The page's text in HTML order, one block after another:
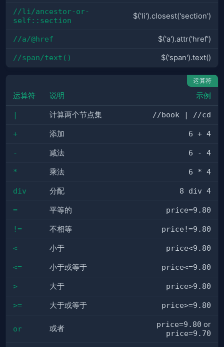
//li/ancestor-or-
self::section
$('li').closest('section')
//a/@href $('a').attr('href')
//span/text() $('span').text()
运算符
运算符 说明 示例
| 计算两个节点集 //book | //cd
+ 添加 6 + 4
- 减法 6 - 4
* 乘法 6 * 4
div 分配 8 div 4
= 平等的 price=9.80
!= 不相等 price!=9.80
< 小于 price<9.80
<= 小于或等于 price<=9.80
> 大于 price>9.80
>= 大于或等于 price>=9.80
or 或者 price=9.80 or
price=9.70